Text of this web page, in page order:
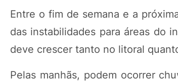
Entre o fim de semana e a
das instabilidades para áreas do
deve crescer tanto no litoral
Pelas manhãs, podem ocorrer